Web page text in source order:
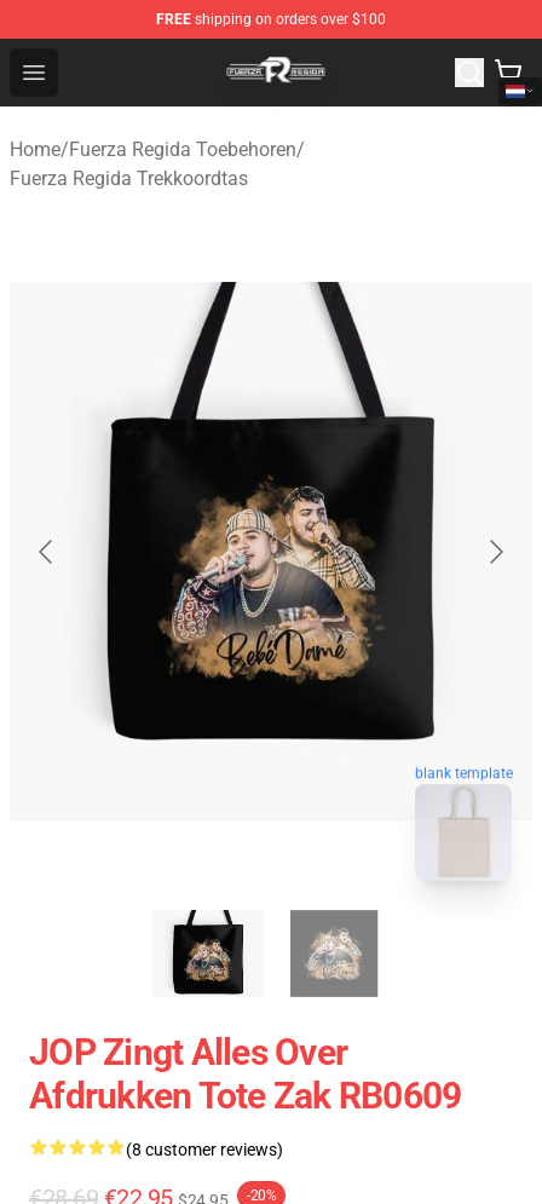
FREE shipping on orders over $100
Open menu
Fuerza Regida Shop - Official Fuerza Regida
Home/Fuerza Regida Toebehoren/
Fuerza Regida Trekkoordtas
blank template
JOP Zingt Alles Over
Afdrukken Tote Zak RB0609
(8 customer reviews)
€28.69 €22.95 -20%